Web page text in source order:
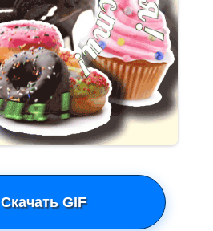
Скачать GIF